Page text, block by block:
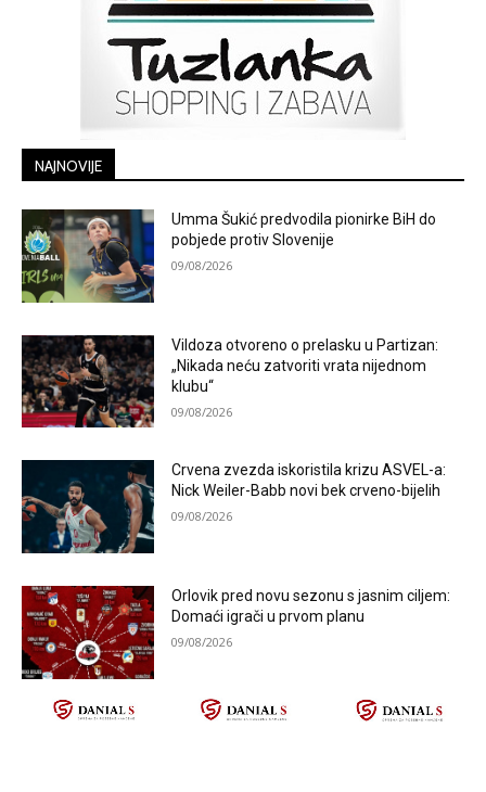
NAJNOVIJE
Umma Šukić predvodila pionirke BiH do
pobjede protiv Slovenije
09/08/2026
Vildoza otvoreno o prelasku u Partizan:
„Nikada neću zatvoriti vrata nijednom
klubu“
09/08/2026
Crvena zvezda iskoristila krizu ASVEL-a:
Nick Weiler-Babb novi bek crveno-bijelih
09/08/2026
Orlovik pred novu sezonu s jasnim ciljem:
Domaći igrači u prvom planu
09/08/2026